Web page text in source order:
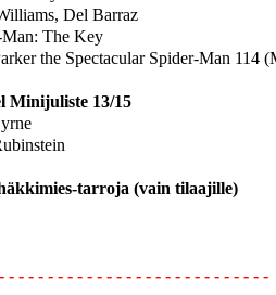
Del Barraz
Man: The Key
the Spectacular Spider-Man 114
Minijuliste 13/15
tarroja (vain tilaajille)
- - - - - - - - - - - - - - - - - - - - - - - - - - -